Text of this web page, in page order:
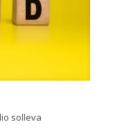
solleva